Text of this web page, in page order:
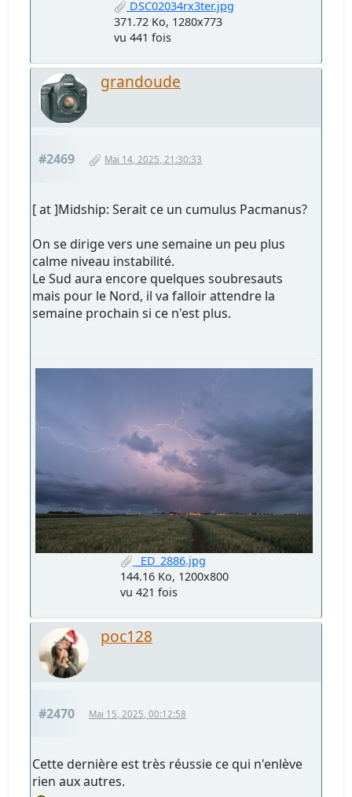
DSC02034rx3ter.jpg
371.72 Ko, 1280x773
vu 441 fois
grandoude
#2469 Mai 14, 2025, 21:30:33
[ at ]Midship: Serait ce un cumulus Pacmanus?
On se dirige vers une semaine un peu plus
calme niveau instabilité.
Le Sud aura encore quelques soubresauts
mais pour le Nord, il va falloir attendre la
semaine prochain si ce n'est plus.
_ED_2886.jpg
144.16 Ko, 1200x800
vu 421 fois
poc128
#2470 Mai 15, 2025, 00:12:58
Cette dernière est très réussie ce qui n'enlève
rien aux autres.